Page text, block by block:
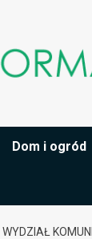
Dom i ogród
WYDZIAŁ